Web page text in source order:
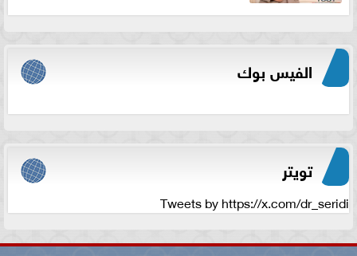
الفيس بوك
تويتر
Tweets by https://x.com/dr_seridi